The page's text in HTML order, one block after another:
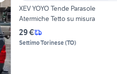
XEV YOYO Tende Parasole
Atermiche Tetto su misura
29 €
Settimo Torinese(TO)